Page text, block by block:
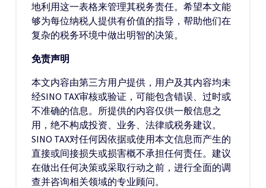
地利用这一表格来管理其税务责任。希望本文能
够为每位纳税人提供有价值的指导，帮助他们在
复杂的税务环境中做出明智的决策。
免责声明
本文内容由第三方用户提供，用户及其内容均未
经SINO TAX审核或验证，可能包含错误、过时或
不准确的信息。所提供的内容仅供一般信息之
用，绝不构成投资、业务、法律或税务建议。
SINO TAX对任何因依据或使用本文信息而产生的
直接或间接损失或损害概不承担任何责任。建议
在做出任何决策或采取行动之前，进行全面的调
查并咨询相关领域的专业顾问。